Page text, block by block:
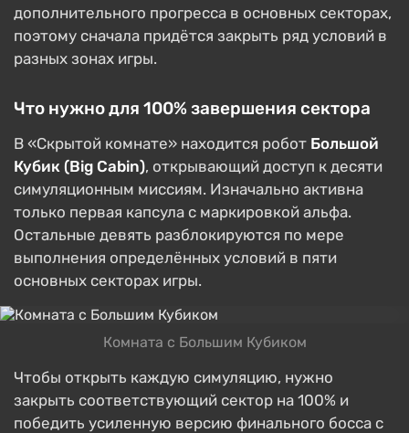
дополнительного прогресса в основных секторах,
поэтому сначала придётся закрыть ряд условий в
разных зонах игры.
Что нужно для 100% завершения сектора
В «Скрытой комнате» находится робот Большой
Кубик (Big Cabin), открывающий доступ к десяти
симуляционным миссиям. Изначально активна
только первая капсула с маркировкой альфа.
Остальные девять разблокируются по мере
выполнения определённых условий в пяти
основных секторах игры.
Комната с Большим Кубиком
Чтобы открыть каждую симуляцию, нужно
закрыть соответствующий сектор на 100% и
победить усиленную версию финального босса с